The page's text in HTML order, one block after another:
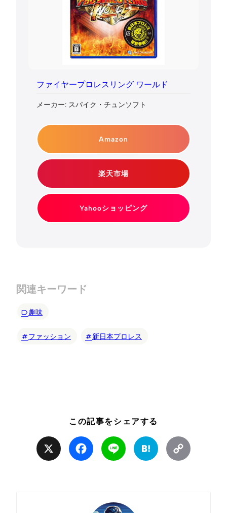
ファイヤープロレスリング ワールド
メーカー: スパイク・チュンソフト
Amazon
楽天市場
Yahooショッピング
関連キーワード
趣味
ファッション 新日本プロレス
この記事をシェアする
Facebook Line Hatena